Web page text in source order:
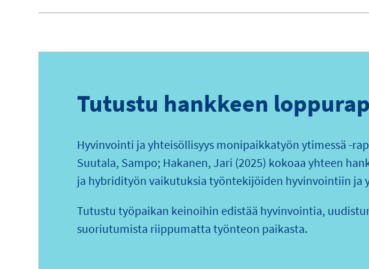
Tutustu hankkeen
Hyvinvointi ja yhteisöllisyys monipaikkatyön ytimessä -
Suutala, Sampo; Hakanen, Jari (2025) kokoaa yhteen
ja hybridityön vaikutuksia työntekijöiden hyvinvointiin ja
Tutustu työpaikan keinoihin edistää hyvinvointia,
suoriutumista riippumatta työnteon paikasta.